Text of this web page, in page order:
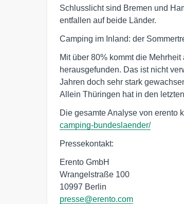
Schlusslicht sind Bremen und
entfallen auf beide Länder.
Camping im Inland: der
Mit über 80% kommt die
herausgefunden. Das ist nicht
Jahren doch sehr stark
Allein Thüringen hat in den
Die gesamte Analyse von erento
camping-bundeslaender/
Pressekontakt:
Erento GmbH
Wrangelstraße 100
10997 Berlin
presse@erento.com